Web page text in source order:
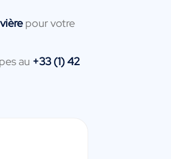
pour votre
au +33 (1) 42